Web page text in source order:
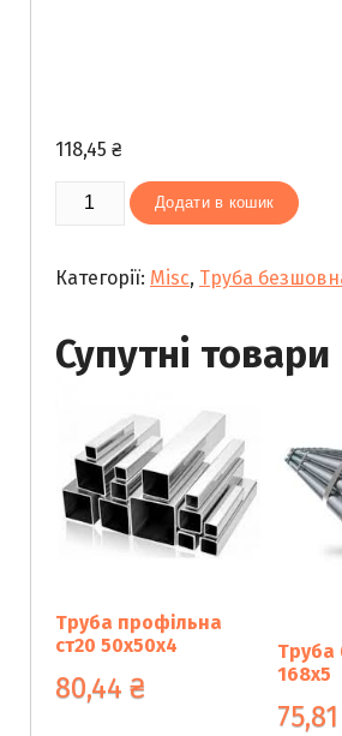
118,45 ₴
Труба
безшовна
кількість
Додати в кошик
Категорії: Misc, Труба
Супутні товари
Труба профільна
ст20 50х50х4
80,44 ₴
Труба
168х5